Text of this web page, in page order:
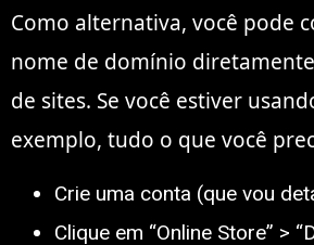
Como alternativa, você pode
nome de domínio
de sites. Se você estiver
exemplo, tudo o que você
Crie uma conta (que vou
Clique em “Online Store” >